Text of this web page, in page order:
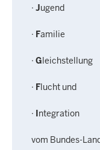
· Jugend
· Familie
· Gleichstellung
· Flucht und
· Integration
vom Bundes-